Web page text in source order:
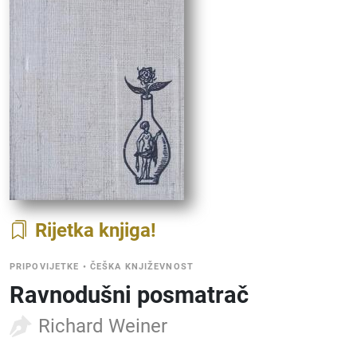
Rijetka knjiga
PRIPOVIJETKE • ČEŠKA KNJIŽEVNOST
Ravnodušni posmatrač
Richard Weiner